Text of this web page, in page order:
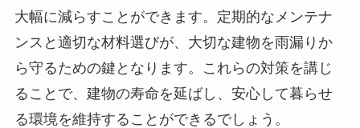
大幅に減らすことができます。定期的なメンテナ
ンスと適切な材料選びが、大切な建物を雨漏りか
ら守るための鍵となります。これらの対策を講じ
ることで、建物の寿命を延ばし、安心して暮らせ
る環境を維持することができるでしょう。